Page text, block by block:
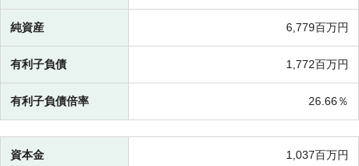
純資産 6,779百万円
有利子負債 1,772百万円
有利子負債倍率 26.66％
資本金 1,037百万円